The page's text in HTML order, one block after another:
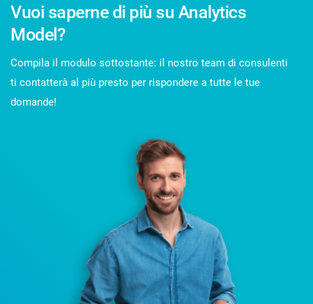
Vuoi saperne di più su Analytics
Model?
Compila il modulo sottostante: il nostro team di consulenti
ti contatterà al più presto per rispondere a tutte le tue
domande!